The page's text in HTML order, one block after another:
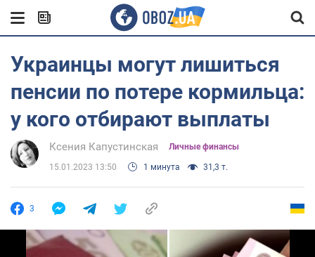
Украинцы могут лишиться
пенсии по потере кормильца:
у кого отбирают выплаты
Ксения Капустинская Личные финансы
15.01.2023 13:50 1 минута 31,3 т.
3